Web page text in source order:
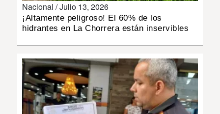
DEPORTES
INSÓLITAS
MULTIMEDIA
Nacional /Julio 13, 2026
¡Altamente peligroso! El 60% de los
hidrantes en La Chorrera están inservibles